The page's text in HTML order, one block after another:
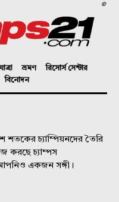
©
ভ্রমণ
রিসোর্স সেন্টার
বিনোদন
শতকের চ্যাম্পিয়নদের তৈরি
করছে চ্যাম্পস
একজন সঙ্গী।